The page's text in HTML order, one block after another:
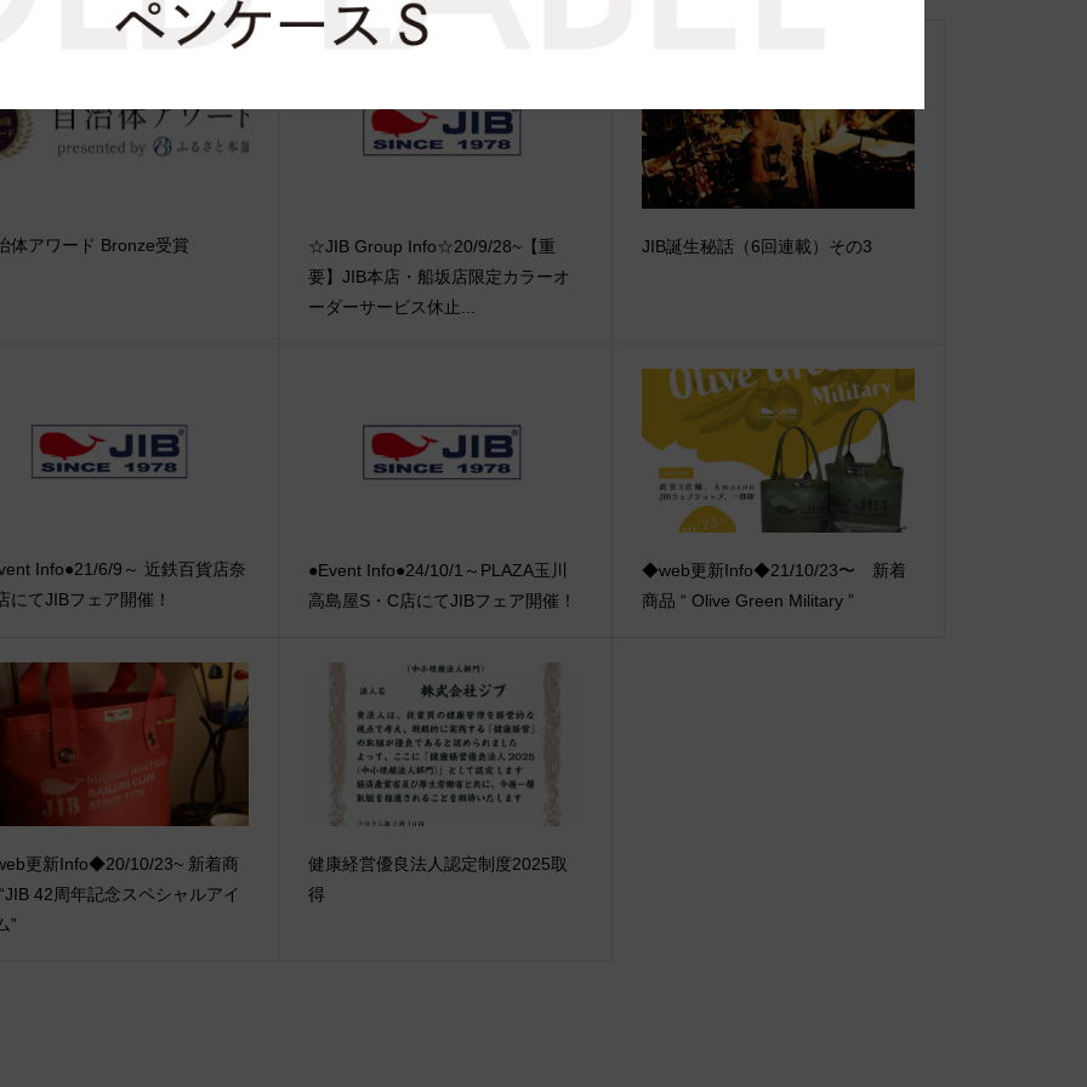
体アワード Bronze受賞
☆JIB Group Info☆20/9/28~【重
要】JIB本店・船坂店限定カラーオ
ーダーサービス休止...
JIB誕生秘話（6回連載）その3
Info●21/6/9～ 近鉄百貨店奈
にてJIBフェア開催！
●Event Info●24/10/1～PLAZA玉川
高島屋S・C店にてJIBフェア開催！
◆web更新Info◆21/10/23〜 新着
商品 “ Olive Green Military ”
更新Info◆20/10/23~ 新着商
42周年記念スペシャルアイ
”
健康経営優良法人認定制度2025取
得